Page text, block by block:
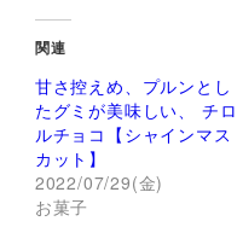
し
て
T
i
t
t
e
r
で
共
有
(
で
共
有
す
る
は
関連
甘さ控えめ、プルンとし
たグミが美味しい、 チロ
ルチョコ【シャインマス
カット】
2022/07/29(金)
お菓子